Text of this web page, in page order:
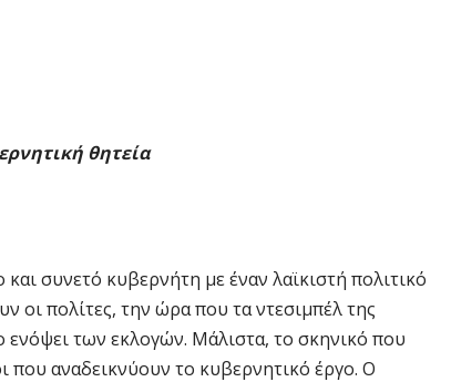
θητεία
συνετό κυβερνήτη με έναν λαϊκιστή πολιτικό
οι πολίτες, την ώρα που τα ντεσιμπέλ της
ενόψει των εκλογών. Μάλιστα, το σκηνικό που
που αναδεικνύουν το κυβερνητικό έργο. Ο